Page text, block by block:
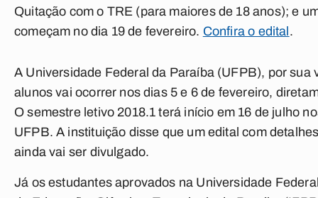
Quitação com o TRE (para maiores de 18 anos); e
começam no dia 19 de fevereiro. Confira o edital .
A Universidade Federal da Paraíba (UFPB), por
alunos vai ocorrer nos dias 5 e 6 de fevereiro,
O semestre letivo 2018.1 terá início em 16 de julho
UFPB. A instituição disse que um edital com
ainda vai ser divulgado.
Já os estudantes aprovados na Universidade